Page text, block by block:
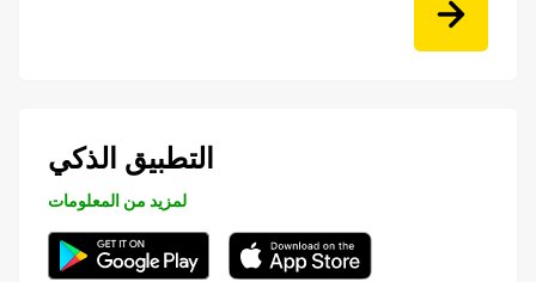
التطبيق الذكي
لمزيد من المعلومات